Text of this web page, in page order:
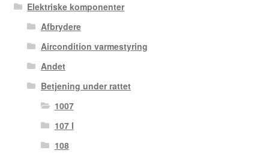
Elektriske komponenter
Afbrydere
Aircondition varmestyring
Andet
Betjening under rattet
1007
107 I
108